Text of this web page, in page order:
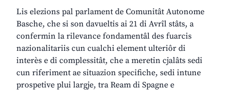
Lis elezions pal parlament de Comunitât Autonome
Basche, che si son davueltis ai 21 di Avrîl stâts, a
confermin la rilevance fondamentâl des fuarcis
nazionalitariis cun cualchi element ulteriôr di
interès e di complessitât, che a meretin cjalâts sedi
cun riferiment ae situazion specifiche, sedi intune
prospetive plui largje, tra Ream di Spagne e